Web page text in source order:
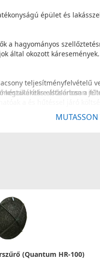
épület és
a hagyományos
által okozott káresemények.
teljesítményfelvételű
elsősorban a
rendkívül alacsony
tervezhető és
és kedvezőbb
készülékekre általánosan
(Quantum HR-100)